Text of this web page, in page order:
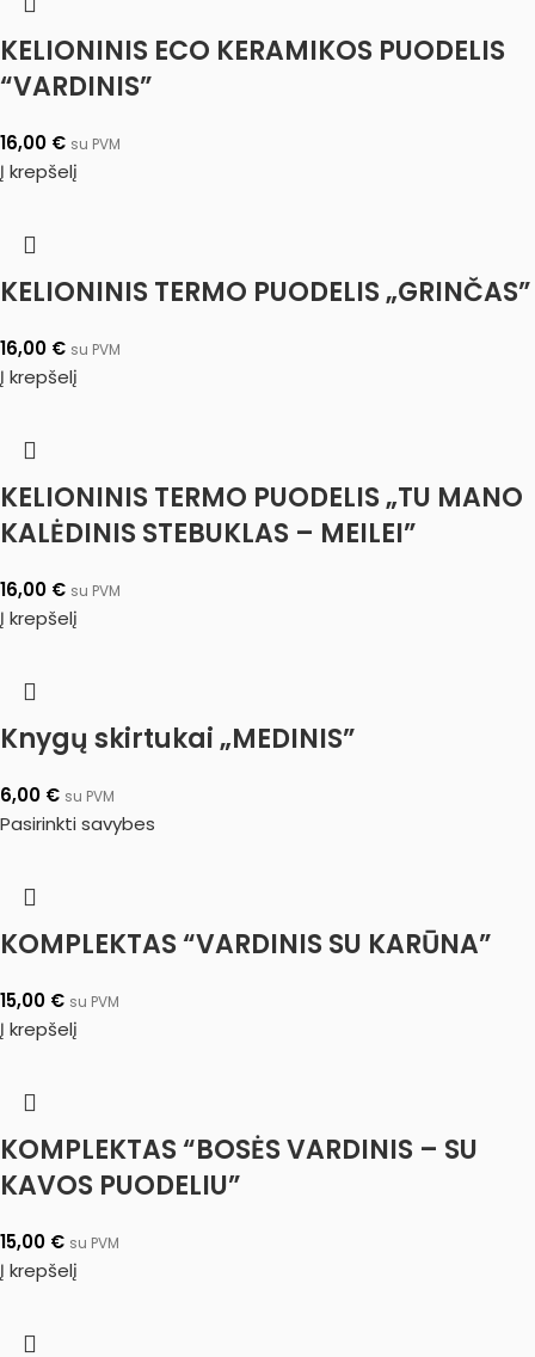
KELIONINIS ECO KERAMIKOS PUODELIS
“VARDINIS”
16,00 € su PVM
Į krepšelį
KELIONINIS TERMO PUODELIS „GRINČAS”
16,00 € su PVM
Į krepšelį
KELIONINIS TERMO PUODELIS „TU MANO
KALĖDINIS STEBUKLAS – MEILEI”
16,00 € su PVM
Į krepšelį
Knygų skirtukai „MEDINIS”
6,00 € su PVM
Pasirinkti savybes
KOMPLEKTAS “VARDINIS SU KARŪNA”
15,00 € su PVM
Į krepšelį
KOMPLEKTAS “BOSĖS VARDINIS – SU
KAVOS PUODELIU”
15,00 € su PVM
Į krepšelį